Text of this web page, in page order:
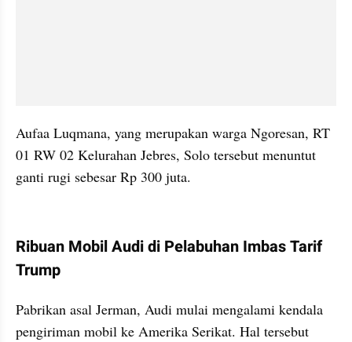
Aufaa Luqmana, yang merupakan warga Ngoresan, RT
01 RW 02 Kelurahan Jebres, Solo tersebut menuntut
ganti rugi sebesar Rp 300 juta.
Ribuan Mobil Audi di Pelabuhan Imbas Tarif
Trump
Pabrikan asal Jerman, Audi mulai mengalami kendala
pengiriman mobil ke Amerika Serikat. Hal tersebut